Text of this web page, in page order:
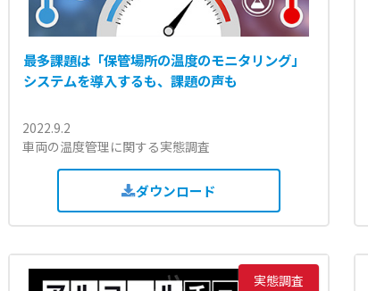
最多課題は「保管場所の温度のモニタリング」
システムを導入するも、課題の声も
2022.9.2
車両の温度管理に関する実態調査
ダウンロード
実態調査